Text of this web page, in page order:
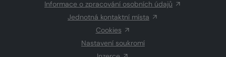
Informace o zpracování osobních údajů
Jednotná kontaktní místa
Cookies
Nastavení soukromí